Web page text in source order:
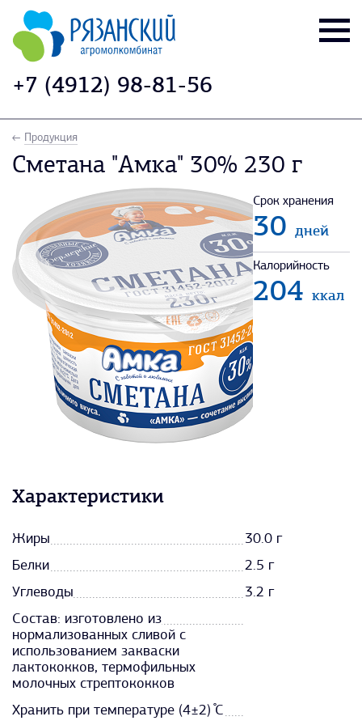
+7 (4912) 98-81-56
Продукция
Сметана "Амка" 30% 230 г
Срок хранения
30 дней
Калорийность
204 ккал
Характеристики
Жиры
30.0 г
Белки
2.5 г
Углеводы
3.2 г
Состав: изготовлено из
нормализованных сливой с
использованием закваски
лактококков, термофильных
молочных стрептококков
Хранить при температуре (4±2) ̊С